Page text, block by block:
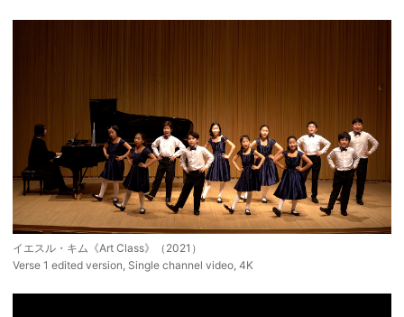
イエスル・キム《Art Class》（2021）
Verse 1 edited version, Single channel video, 4K